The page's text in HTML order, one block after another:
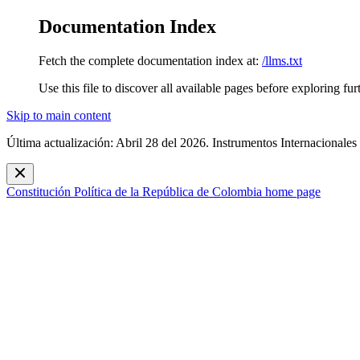
Documentation Index
Fetch the complete documentation index at: /llms.txt
Use this file to discover all available pages before exploring
Skip to main content
Última actualización: Abril 28 del 2026. Instrumentos Internacionales
Constitución Política de la República de Colombia home page